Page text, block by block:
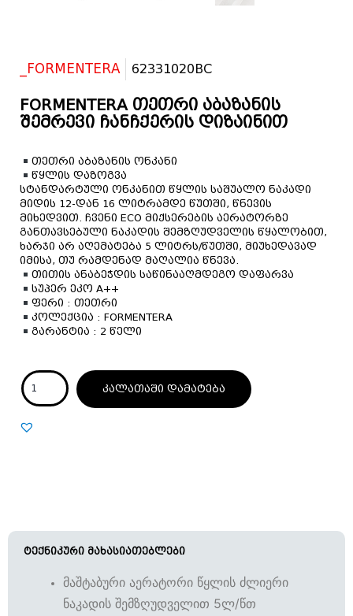
_FORMENTERA 62331020BC
FORMENTERA თეთრი აბაზანის
შემრევი ჩანჩქერის დიზაინით
თეთრი აბაზანის ონკანი
წყლის დაზოგვა
სტანდარტული ონკანით წყლის საშუალო ნაკადი
მიდის 12-დან 16 ლიტრამდე წუთში, წნევის
მიხედვით. ჩვენი ECO მიქსერების აერატორზე
განთავსებული ნაკადის შემზღუდველის წყალობით,
ხარჯი არ აღემატება 5 ლიტრს/წუთში, მიუხედავად
იმისა, თუ რამდენად მაღალია წნევა.
თითის ანაბეჭდის საწინააღმდეგო დაფარვა
სუპერ ეკო A++
ფერი : თეთრი
კოლექცია : FORMENTERA
გარანტია : 2 წელი
კალათაში დამატება
ტექნიკური მახასიათებლები
მაშტაბური აერატორი წყლის ძლიერი
ნაკადის შემზღუდველით 5ლ/წთ